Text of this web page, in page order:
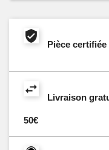
Pièce
Livraison
50€